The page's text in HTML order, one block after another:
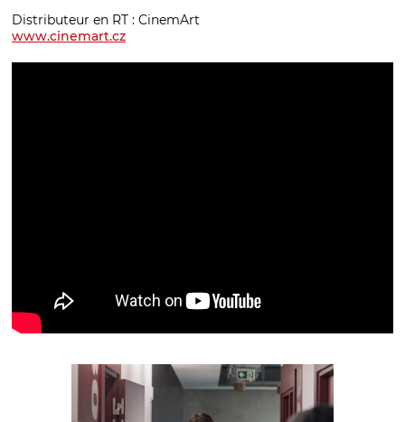
Distributeur en RT : CinemArt
www.cinemart.cz